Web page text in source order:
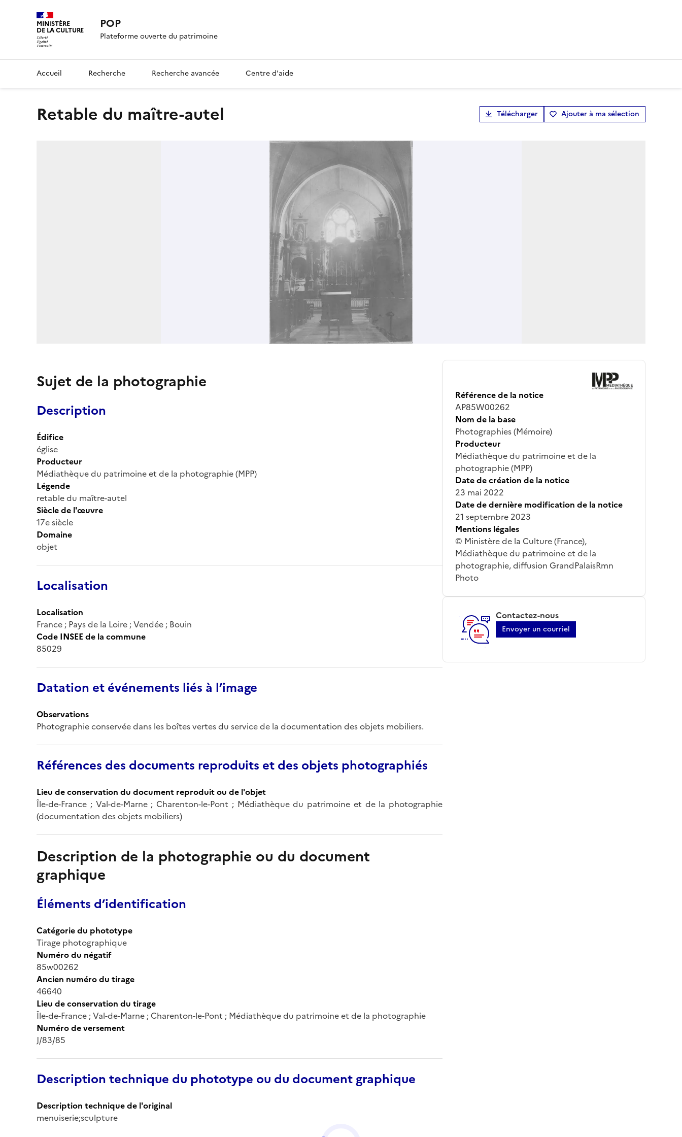
MINISTÈRE
DE LA CULTURE POP
Plateforme ouverte du patrimoine
Accueil Recherche Recherche avancée Centre d'aide
retable du maître-autel Télécharger Ajouter à ma sélection
Sujet de la photographie
Description
Édifice
église
Producteur
Médiathèque du patrimoine et de la photographie (MPP)
Légende
retable du maître-autel
Siècle de l'œuvre
17e siècle
Domaine
objet
Localisation
Localisation
France ; Pays de la Loire ; Vendée ; Bouin
Code INSEE de la commune
85029
Datation et événements liés à l’image
Observations
Photographie conservée dans les boîtes vertes du service de la documentation des objets mobiliers.
Références des documents reproduits et des objets photographiés
Lieu de conservation du document reproduit ou de l'objet
Île-de-France ; Val-de-Marne ; Charenton-le-Pont ; Médiathèque du patrimoine et de la photographie
(documentation des objets mobiliers)
Description de la photographie ou du document
graphique
Éléments d’identification
Catégorie du phototype
Tirage photographique
Numéro du négatif
85w00262
Ancien numéro du tirage
46640
Lieu de conservation du tirage
Île-de-France ; Val-de-Marne ; Charenton-le-Pont ; Médiathèque du patrimoine et de la photographie
Numéro de versement
J/83/85
Description technique du phototype ou du document graphique
Description technique de l'original
menuiserie;sculpture
Référence de la notice
AP85W00262
Nom de la base
Photographies (Mémoire)
Producteur
Médiathèque du patrimoine et de la
photographie (MPP)
Date de création de la notice
23 mai 2022
Date de dernière modification de la notice
21 septembre 2023
Mentions légales
© Ministère de la Culture (France),
Médiathèque du patrimoine et de la
photographie, diffusion GrandPalaisRmn
Photo
Contactez-nous
Envoyer un courriel